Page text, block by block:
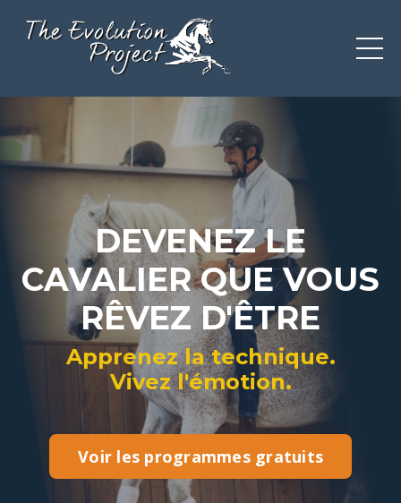
DEVENEZ LE
CAVALIER QUE VOUS
RÊVEZ D'ÊTRE
Apprenez la technique.
Vivez l'émotion.
Voir les programmes gratuits